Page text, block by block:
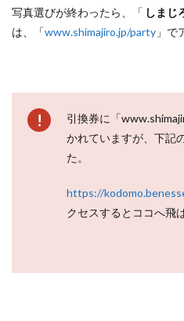
写真選びが終わったら、「 しま
は、「www.shimajiro.jp/party 」で
引換券に「
かれていますが、下記
た。
https://
クセスするとココへ飛